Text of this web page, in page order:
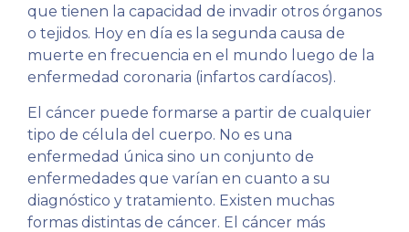
que tienen la capacidad de invadir otros órganos
o tejidos. Hoy en día es la segunda causa de
muerte en frecuencia en el mundo luego de la
enfermedad coronaria (infartos cardíacos).
El cáncer puede formarse a partir de cualquier
tipo de célula del cuerpo. No es una
enfermedad única sino un conjunto de
enfermedades que varían en cuanto a su
diagnóstico y tratamiento. Existen muchas
formas distintas de cáncer. El cáncer más